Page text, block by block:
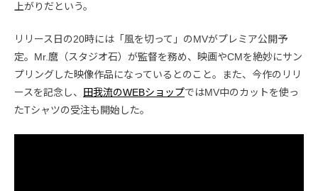
上がりだという。
リリース日の20時には「風を切って」のMVがプレミア公開予
定。Mr.麿（スタジオ石）が監督を務め、映画やCMを絶妙にサン
プリングした映像作品になっているとのこと。また、今作のリリ
ースを記念し、
田我流のWEBショップではMV中のカットを使っ
たTシャツの受注も開始した。